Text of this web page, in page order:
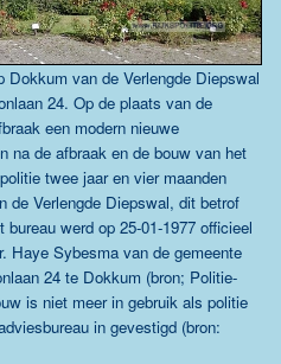
Dokkum van de Verlengde Diepswal
24. Op de plaats van de
een modern nieuwe
na de afbraak en de bouw van het
twee jaar en vier maanden
de Verlengde Diepswal, dit betrof
werd op 25-01-1977 officieel
Haye Sybesma van de gemeente
24 te Dokkum (bron; Politie-
is niet meer in gebruik als politie
in gevestigd (bron: